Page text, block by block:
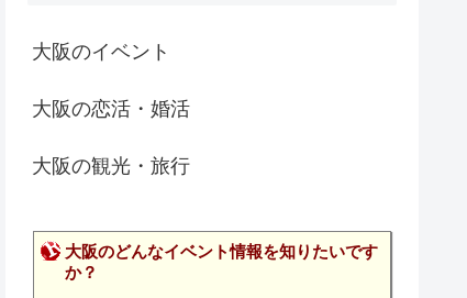
大阪のイベント
大阪の恋活・婚活
大阪の観光・旅行
大阪のどんなイベント情報を知りたいです
か？